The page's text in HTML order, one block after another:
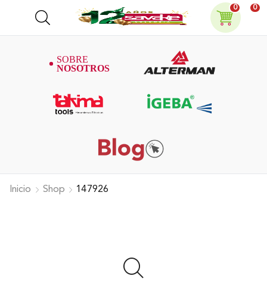
0 0
Inicio Shop 147926